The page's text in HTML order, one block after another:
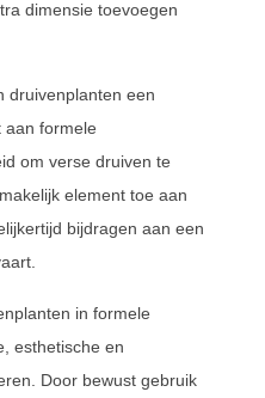
dimensie toevoegen
druivenplanten een
aan formele
om verse druiven te
element toe aan
bijdragen aan een
in formele
esthetische en
Door bewust gebruik